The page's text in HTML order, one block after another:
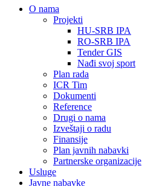
О nama
Projekti
HU-SRB IPA
RO-SRB IPA
Tender GIS
Nađi svoj sport
Plan rada
ICR Tim
Dokumenti
Reference
Drugi o nama
Izveštaji o radu
Finansije
Plan javnih nabavki
Partnerske organizacije
Usluge
Javne nabavke